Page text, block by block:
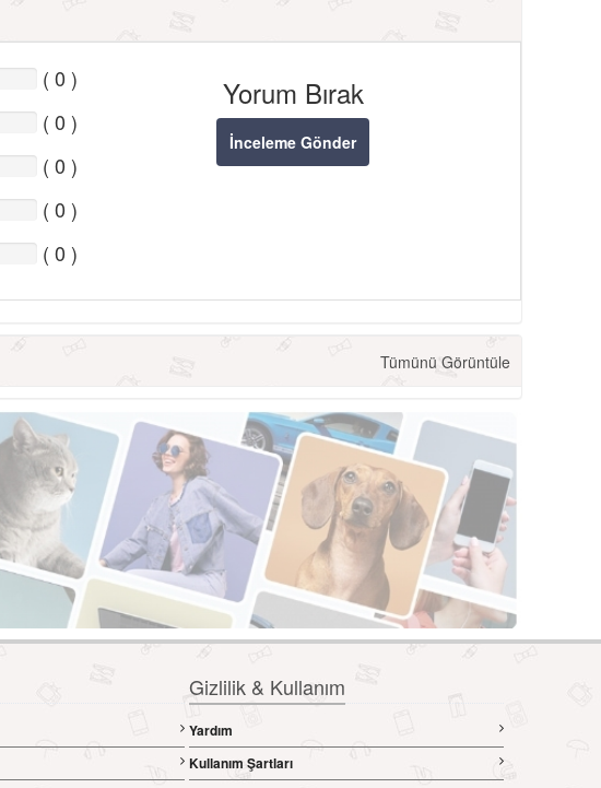
(0 )
(0 )
(0 )
(0 )
(0 )
Yorum Bırak
İnceleme Gönder
Tümünü Görüntüle
Gizlilik & Kullanım
Yardım
Kullanım Şartları